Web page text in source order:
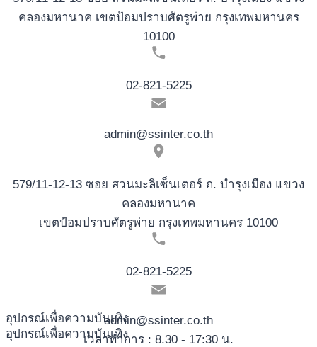
อุปกรณ์เพื่อความบันเทิง
อุปกรณ์เพื่อความบันเทิง
คลองมหานาค เขตป้อมปราบศัตรูพ่าย กรุงเทพมหานคร
10100
02-821-5225
admin@ssinter.co.th
579/11-12-13 ซอย สวนมะลิเซ็นเตอร์ ถ. บำรุงเมือง แขวง
คลองมหานาค
เขตป้อมปราบศัตรูพ่าย กรุงเทพมหานคร 10100
02-821-5225
admin@ssinter.co.th
เวลาทำการ : 8.30 - 17:30 น.